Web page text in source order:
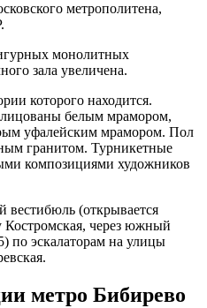
метрополитена,
монолитных
зала увеличена.
которого находится.
белым мрамором,
уфалейским мрамором. Пол
гранитом. Турникетные
композициями художников
вестибюль (открывается
Костромская, через южный
по эскалаторам на улицы
метро Бибирево